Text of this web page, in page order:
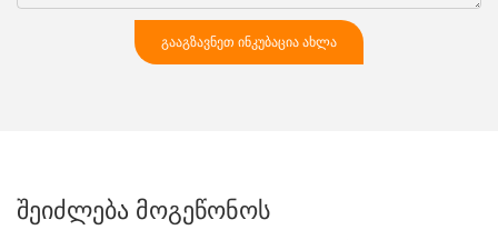
ᲒᲐᲐᲒᲖᲐᲕᲜᲔᲗ ᲘᲜᲙᲣᲑᲐᲪᲘᲐ ᲐᲮᲚᲐ
ᲨᲔᲘᲫᲚᲔᲑᲐ ᲛᲝᲒᲔᲬᲝᲜᲝᲡ